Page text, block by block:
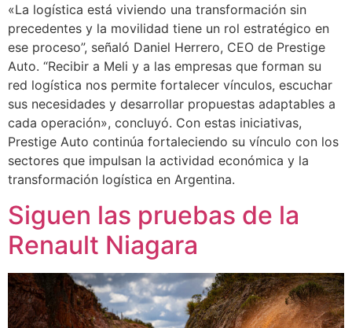
«La logística está viviendo una transformación sin
precedentes y la movilidad tiene un rol estratégico en
ese proceso”, señaló Daniel Herrero, CEO de Prestige
Auto. “Recibir a Meli y a las empresas que forman su
red logística nos permite fortalecer vínculos, escuchar
sus necesidades y desarrollar propuestas adaptables a
cada operación», concluyó. Con estas iniciativas,
Prestige Auto continúa fortaleciendo su vínculo con los
sectores que impulsan la actividad económica y la
transformación logística en Argentina.
Siguen las pruebas de la
Renault Niagara